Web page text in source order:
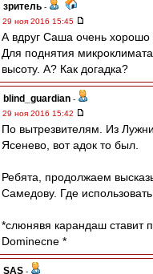
зpитель -
29 ноя 2016 15:45
А вдруг Саша очень хорошо
Для поднятия
высоту. А? Как догадка?
blind_guardian -
29 ноя 2016 15:42
По вытрезвителям. Из
Ясенево, вот адок то был.
Ребята, продолжаем
Самедову. Где
*слюнявя карандаш ставит
Dominecne *
SAS -